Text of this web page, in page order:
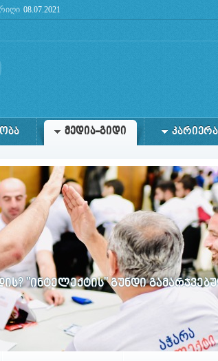
in/home/lg/public_html/admin/files/db.php
08.07.2021
ᲛᲔᲓᲘᲐ-ᲒᲘᲓᲘ ᲙᲐᲠᲘᲔᲠᲐ